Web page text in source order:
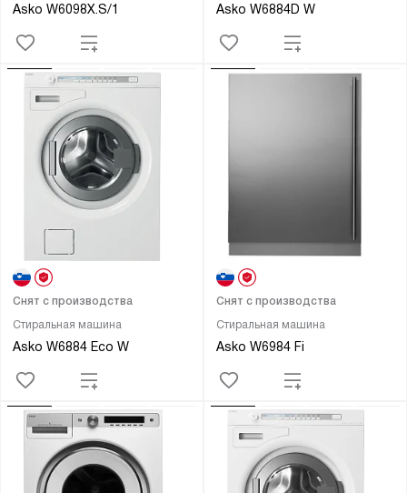
Asko W6098X.S/1 Asko W6884D W
Стиральная машина
Asko W6884 Eco W
Снят с производства
Стиральная машина
Asko W6984 Fi
Снят с производства